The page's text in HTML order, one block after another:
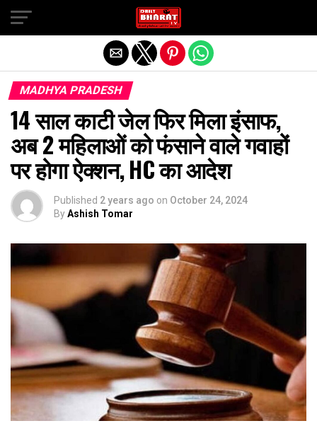
MADHYA PRADESH
14 साल काटी जेल फिर मिला इंसाफ,
अब 2 महिलाओं को फंसाने वाले गवाहों
पर होगा ऐक्शन, HC का आदेश
Published 2 years ago on October 24, 2024
ByAshish Tomar
Exit mobile version